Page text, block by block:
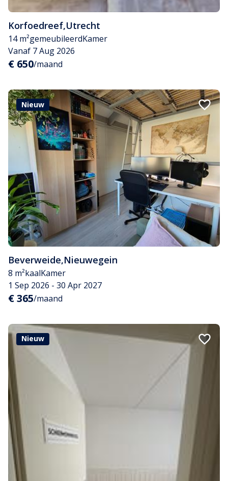
Korfoedreef,Utrecht
14 m²gemeubileerdKamer
Vanaf 7 Aug 2026
€ 650/maand
Nieuw
Beverweide,Nieuwegein
8 m²kaalKamer
1 Sep 2026 - 30 Apr 2027
€ 365/maand
Nieuw